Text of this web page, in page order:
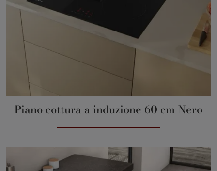
Piano cottura a induzione 60 cm Nero